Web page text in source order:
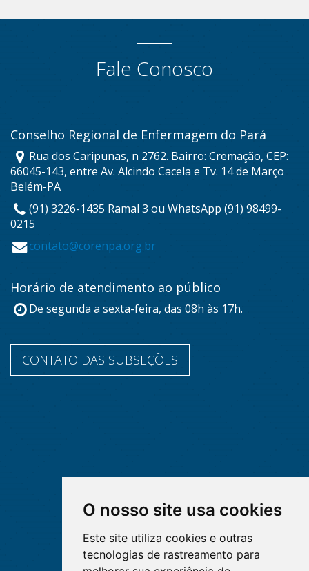
O nosso site usa cookies
Este site utiliza cookies e outras
tecnologias de rastreamento para
Fale Conosco
Conselho Regional de Enfermagem do Pará
Rua dos Caripunas, n 2762. Bairro: Cremação, CEP:
66045-143, entre Av. Alcindo Cacela e Tv. 14 de Março
Belém-PA
(91) 3226-1435 Ramal 3 ou WhatsApp (91) 98499-
0215
contato@corenpa.org.br
Horário de atendimento ao público
De segunda a sexta-feira, das 08h às 17h.
CONTATO DAS SUBSEÇÕES